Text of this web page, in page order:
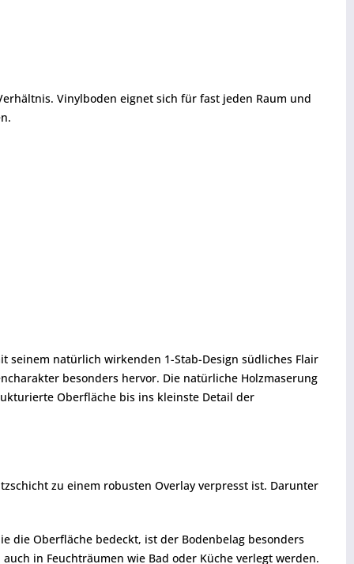
Vinylboden eignet sich für fast jeden Raum und
seinem natürlich wirkenden 1-Stab-Design südliches Flair
besonders hervor. Die natürliche Holzmaserung
Oberfläche bis ins kleinste Detail der
zu einem robusten Overlay verpresst ist. Darunter
die Oberfläche bedeckt, ist der Bodenbelag besonders
in Feuchträumen wie Bad oder Küche verlegt werden.